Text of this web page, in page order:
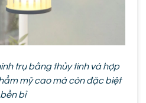
trụ bằng thủy tinh và hợp
mỹ cao mà còn đặc biệt
bền bỉ